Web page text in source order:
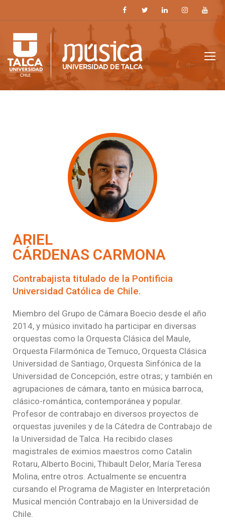
ARIEL
CÁRDENAS CARMONA
Contrabajista titulado de la Pontificia
Universidad Católica de Chile.
Miembro del Grupo de Cámara Boecio desde el año
2014, y músico invitado ha participar en diversas
orquestas como la Orquesta Clásica del Maule,
Orquesta Filarmónica de Temuco, Orquesta Clásica
Universidad de Santiago, Orquesta Sinfónica de la
Universidad de Concepción, estre otras; y también en
agrupaciones de cámara, tanto en música barroca,
clásico-romántica, contemporánea y popular.
Profesor de contrabajo en diversos proyectos de
orquestas juveniles y de la Cátedra de Contrabajo de
la Universidad de Talca. Ha recibido clases
magistrales de eximios maestros como Catalin
Rotaru, Alberto Bocini, Thibault Delor, María Teresa
Molina, entre otros. Actualmente se encuentra
cursando el Programa de Magister en Interpretación
Musical mención Contrabajo en la Universidad de
Chile.